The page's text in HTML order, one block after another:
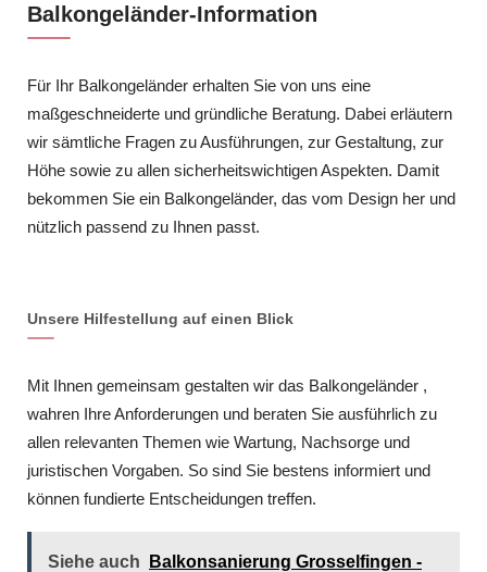
Balkongeländer-Information
Für Ihr Balkongeländer erhalten Sie von uns eine
maßgeschneiderte und gründliche Beratung. Dabei erläutern
wir sämtliche Fragen zu Ausführungen, zur Gestaltung, zur
Höhe sowie zu allen sicherheitswichtigen Aspekten. Damit
bekommen Sie ein Balkongeländer, das vom Design her und
nützlich passend zu Ihnen passt.
Unsere Hilfestellung auf einen Blick
Mit Ihnen gemeinsam gestalten wir das Balkongeländer ,
wahren Ihre Anforderungen und beraten Sie ausführlich zu
allen relevanten Themen wie Wartung, Nachsorge und
juristischen Vorgaben. So sind Sie bestens informiert und
können fundierte Entscheidungen treffen.
Siehe auch
Balkonsanierung Grosselfingen -